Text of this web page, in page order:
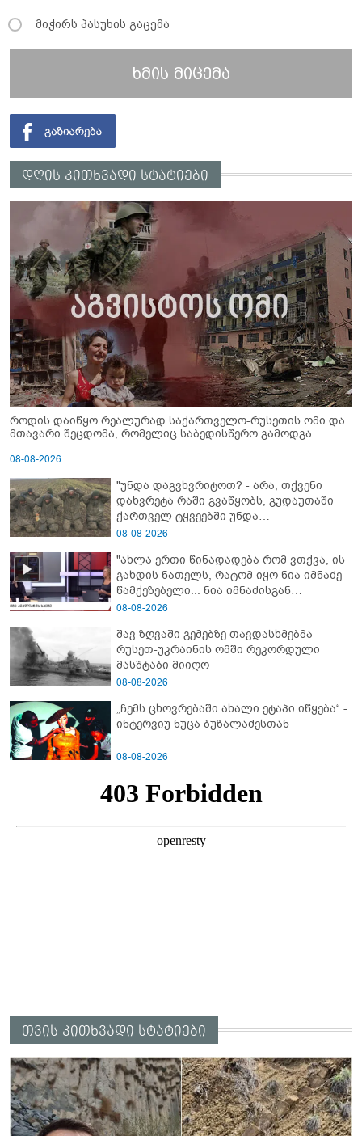
მიჭირს პასუხის გაცემა
ხმის მიცემა
დღის კითხვადი სტატიები
როდის დაიწყო რეალურად საქართველო-რუსეთის ომი და
მთავარი შეცდომა, რომელიც საბედისწერო გამოდგა
08-08-2026
"უნდა დაგვხვრიტოთ? - არა, თქვენი
დახვრეტა რაში გვაწყობს, გუდაუთაში
ქართველ ტყვეებში უნდა
გადაგცვალოთ..."
08-08-2026
"ახლა ერთი წინადადება რომ ვთქვა, ის
გახდის ნათელს, რატომ იყო ნია იმნაძე
წამქეზებელი... ნია იმნაძისგან
გამოსული ინფორმაციაა ეს" - რას
08-08-2026
შავ ზღვაში გემებზე თავდასხმებმა
რუსეთ-უკრაინის ომში რეკორდული
მასშტაბი მიიღო
08-08-2026
„ჩემს ცხოვრებაში ახალი ეტაპი იწყება“ -
ინტერვიუ ნუცა ბუზალაძესთან
08-08-2026
თვის კითხვადი სტატიები